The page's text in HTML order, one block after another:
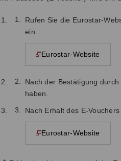
Rufen Sie die Eurostar-
ein.
Eurostar-Website
Nach der Bestätigung
haben.
Nach Erhalt des E-
Eurostar-Website